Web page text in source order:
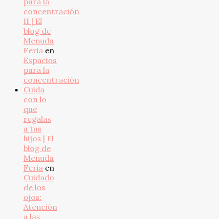
concentración
II | El
blog de
Menuda
Feria en
Espacios
para la
concentración
Cuida
con lo
que
regalas
a tus
hijos | El
blog de
Menuda
Feria en
Cuidado
de los
ojos:
Atención
a las